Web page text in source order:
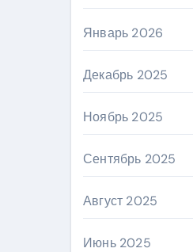
Январь 2026
Декабрь 2025
Ноябрь 2025
Сентябрь 2025
Август 2025
Июнь 2025